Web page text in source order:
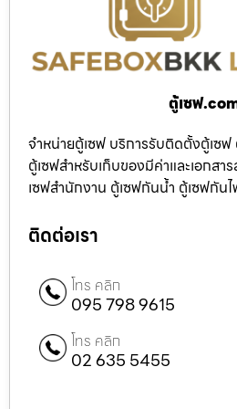
ตู้เซฟ
จำหน่ายตู้เซฟ บริการรับติดตั้งตู้เซ
ตู้เซฟสำหรับเก็บของมีค่าและเอกส
เซฟสำนักงาน ตู้เซฟกันน้ำ ตู้เซฟกัน
ติดต่อเรา
โทร คลิก
095 798 9615
โทร คลิก
02 635 5455